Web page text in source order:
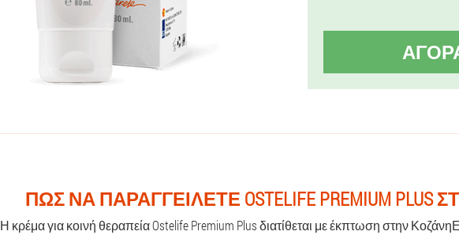
ΠΏΣ ΝΑ ΠΑΡΑΓΓΕΊΛΕΤΕ OSTELIFE PREMIUM
Η κρέμα για κοινή θεραπεία Ostelife Premium Plus διατίθεται με έκπτωση στην